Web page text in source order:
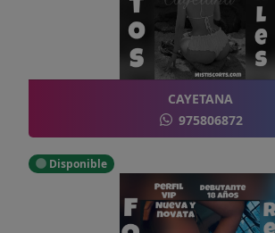
CAYETANA
975806872
Disponible